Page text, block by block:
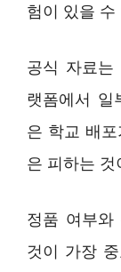
험이 있을 수
공식 자료
랫폼에서 일
은 학교 배
은 피하는 것
정품 여부와
것이 가장